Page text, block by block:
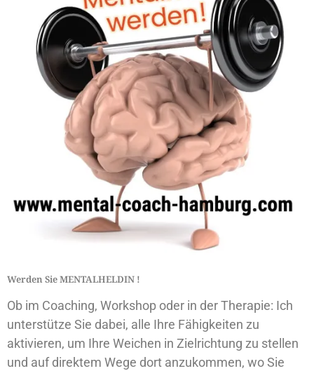
Werden Sie MENTALHELDIN !
Ob im Coaching, Workshop oder in der Therapie: Ich
unterstütze Sie dabei, alle Ihre Fähigkeiten zu
aktivieren, um Ihre Weichen in Zielrichtung zu stellen
und auf direktem Wege dort anzukommen, wo Sie